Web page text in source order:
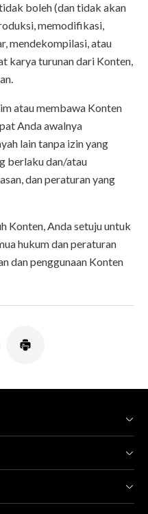
boleh (dan tidak akan
memodifikasi,
mendekompilasi, atau
karya turunan dari Konten,
atau membawa Konten
Anda awalnya
lain tanpa izin yang
berlaku dan/atau
dan peraturan yang
Konten, Anda setuju untuk
hukum dan peraturan
dan penggunaan Konten